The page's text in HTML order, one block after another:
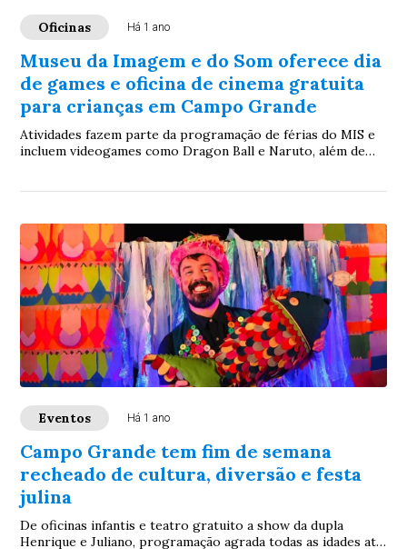
Oficinas Há 1 ano
Museu da Imagem e do Som oferece dia
de games e oficina de cinema gratuita
para crianças em Campo Grande
Atividades fazem parte da programação de férias do MIS e
incluem videogames como Dragon Ball e Naruto, além de
Eventos Há 1 ano
Campo Grande tem fim de semana
recheado de cultura, diversão e festa
julina
De oficinas infantis e teatro gratuito a show da dupla
Henrique e Juliano, programação agrada todas as idades até